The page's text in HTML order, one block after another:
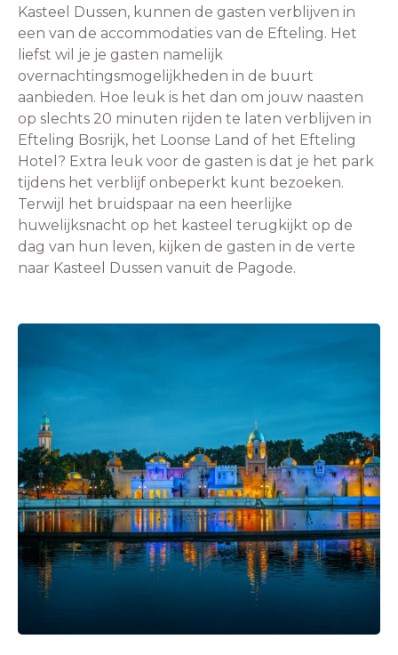
Kasteel Dussen, kunnen de gasten verblijven in
een van de accommodaties van de Efteling. Het
liefst wil je je gasten namelijk
overnachtingsmogelijkheden in de buurt
aanbieden. Hoe leuk is het dan om jouw naasten
op slechts 20 minuten rijden te laten verblijven in
Efteling Bosrijk, het Loonse Land of het Efteling
Hotel? Extra leuk voor de gasten is dat je het park
tijdens het verblijf onbeperkt kunt bezoeken.
Terwijl het bruidspaar na een heerlijke
huwelijksnacht op het kasteel terugkijkt op de
dag van hun leven, kijken de gasten in de verte
naar Kasteel Dussen vanuit de Pagode.